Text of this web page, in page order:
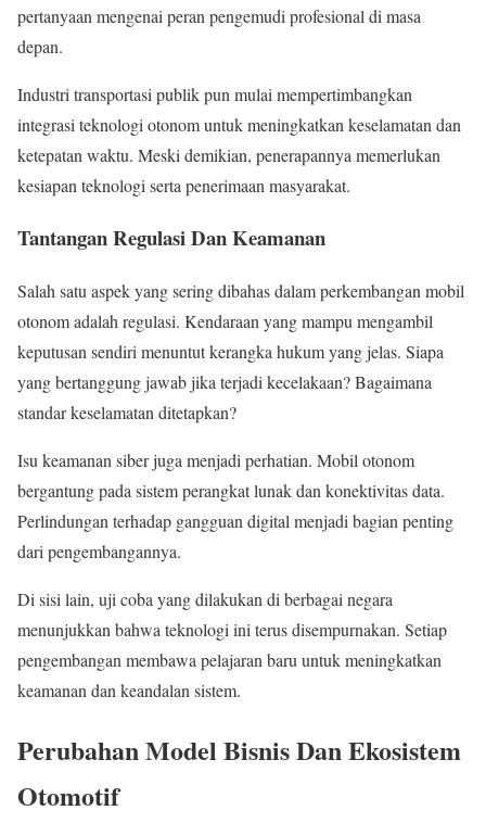
pertanyaan mengenai peran pengemudi profesional di masa
depan.
Industri transportasi publik pun mulai mempertimbangkan
integrasi teknologi otonom untuk meningkatkan keselamatan dan
ketepatan waktu. Meski demikian, penerapannya memerlukan
kesiapan teknologi serta penerimaan masyarakat.
Tantangan Regulasi Dan Keamanan
Salah satu aspek yang sering dibahas dalam perkembangan mobil
otonom adalah regulasi. Kendaraan yang mampu mengambil
keputusan sendiri menuntut kerangka hukum yang jelas. Siapa
yang bertanggung jawab jika terjadi kecelakaan? Bagaimana
standar keselamatan ditetapkan?
Isu keamanan siber juga menjadi perhatian. Mobil otonom
bergantung pada sistem perangkat lunak dan konektivitas data.
Perlindungan terhadap gangguan digital menjadi bagian penting
dari pengembangannya.
Di sisi lain, uji coba yang dilakukan di berbagai negara
menunjukkan bahwa teknologi ini terus disempurnakan. Setiap
pengembangan membawa pelajaran baru untuk meningkatkan
keamanan dan keandalan sistem.
Perubahan Model Bisnis Dan Ekosistem
Otomotif